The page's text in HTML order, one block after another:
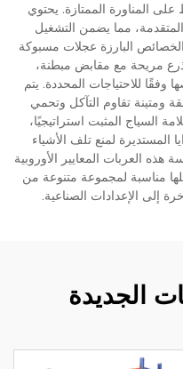
المناورة الممتازة. يحتوي
مما يضمن التشغيل
البارزة عجلات مسبوكة
مريحة مع مقابض مبطنة،
للاحتياجات المحددة. يتم
ومتينة تقاوم التآكل وتحمي
السياج المثبت استراتيجيًا،
المستديرة لمنع تلف الأشياء
العربات المعايير الأوروبية
مناسبة لمجموعة متنوعة من
إلى الإعدادات الصناعية.
الجديدة